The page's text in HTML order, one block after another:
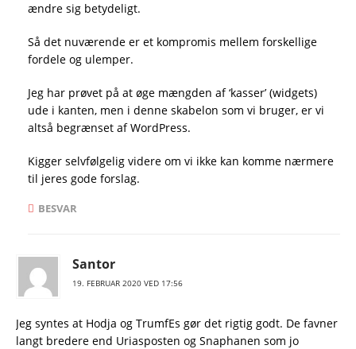
ændre sig betydeligt.
Så det nuværende er et kompromis mellem forskellige
fordele og ulemper.
Jeg har prøvet på at øge mængden af ‘kasser’ (widgets)
ude i kanten, men i denne skabelon som vi bruger, er vi
altså begrænset af WordPress.
Kigger selvfølgelig videre om vi ikke kan komme nærmere
til jeres gode forslag.
BESVAR
Santor
19. FEBRUAR 2020 VED 17:56
Jeg syntes at Hodja og TrumfEs gør det rigtig godt. De favner
langt bredere end Uriasposten og Snaphanen som jo